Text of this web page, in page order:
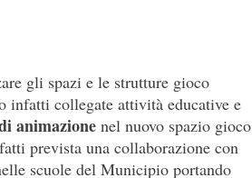
gli spazi e le strutture gioco
infatti collegate attività educative e
animazione nel nuovo spazio gioco
prevista una collaborazione con
scuole del Municipio portando